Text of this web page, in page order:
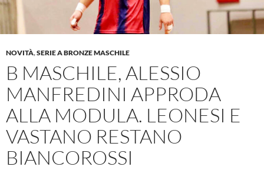
NOVITÀ,SERIE A BRONZE MASCHILE
B MASCHILE, ALESSIO
MANFREDINI APPRODA
ALLA MODULA. LEONESI E
VASTANO RESTANO
BIANCOROSSI